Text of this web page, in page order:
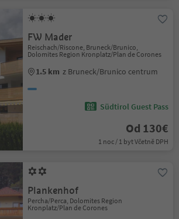
FW Mader
Reischach/Riscone, Bruneck/Brunico,
Dolomites Region Kronplatz/Plan de Corones
1.5 km z Bruneck/Brunico centrum
Südtirol Guest Pass
Od 130€
1 noc / 1 byt Včetně DPH
Plankenhof
Percha/Perca, Dolomites Region
Kronplatz/Plan de Corones